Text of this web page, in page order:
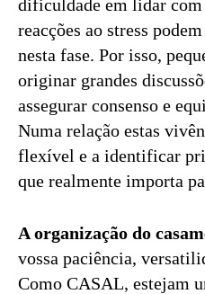
dificuldade em lidar com
reacções ao stress
nesta fase. Por isso,
originar grandes
assegurar consenso e
Numa relação estas
flexível e a identificar
que realmente importa
A organização do
vossa paciência,
Como CASAL, estejam